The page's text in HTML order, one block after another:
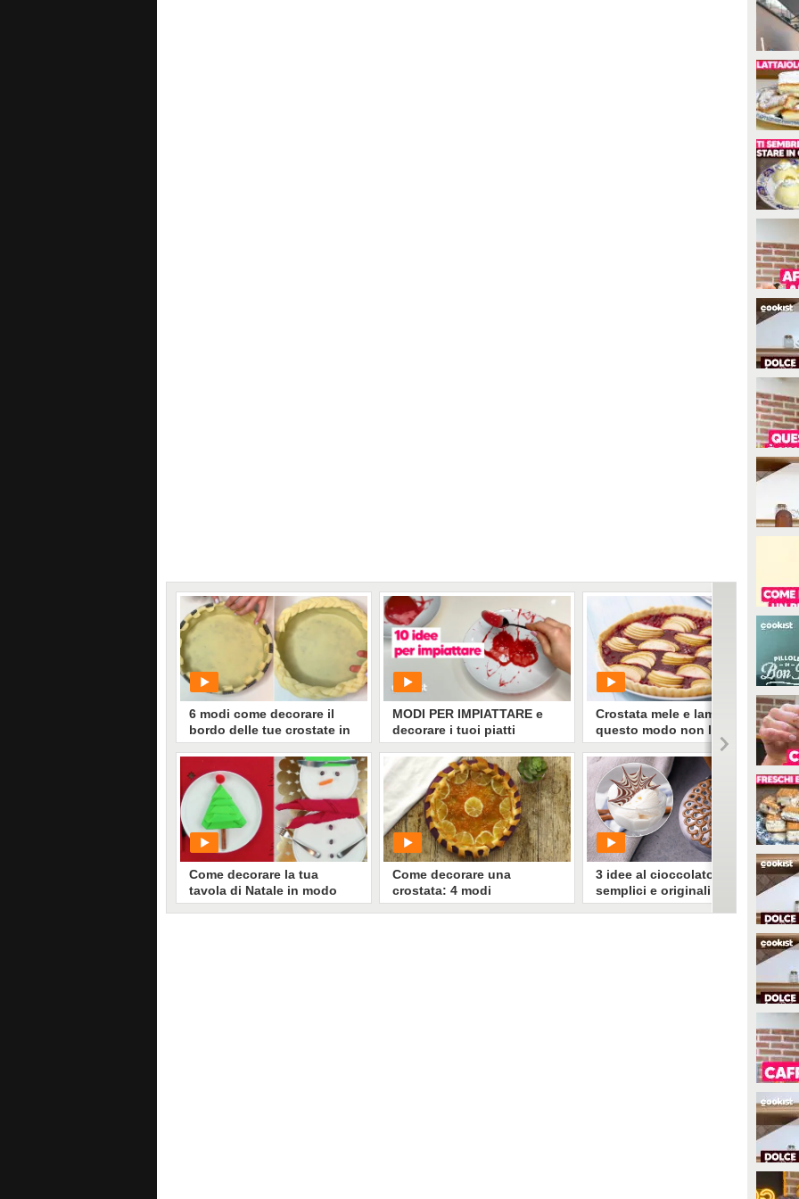
10.
6 modi come decorare il
bordo delle tue crostate in
modo originale!
PLAY
684 Sweets Melissa
Come decorare la tua
tavola di Natale in modo
originale!
MODI PER IMPIATTARE e
decorare i tuoi piatti
PLAY
89• diSweets Melissa
Come decorare una
crostata: 4 modi
semplicissimi per modellare
Crostata mele e lamponi: in
questo modo non l'avete
mai decorata!
PLAY
263• diCose Squisite
3 idee al cioccolato
semplici e originali per
decorare il tuo gelato